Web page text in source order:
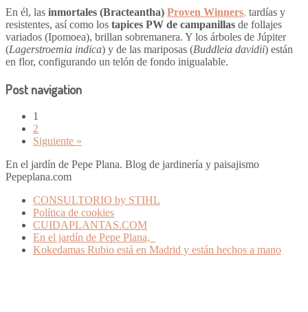
En él, las inmortales (Bracteantha) Proven Winners, tardías y
resistentes, así como los tapices PW de campanillas de follajes
variados (Ipomoea), brillan sobremanera. Y los árboles de Júpiter
(Lagerstroemia indica) y de las mariposas (Buddleia davidii) están
en flor, configurando un telón de fondo inigualable.
Post navigation
1
2
Siguiente »
En el jardín de Pepe Plana. Blog de jardinería y paisajismo
Pepeplana.com
CONSULTORIO by STIHL
Política de cookies
CUIDAPLANTAS.COM
En el jardín de Pepe Plana,
Kokedamas Rubio está en Madrid y están hechos a mano